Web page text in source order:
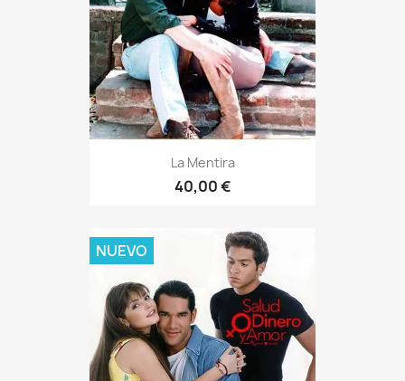
La Mentira
40,00 €
NUEVO